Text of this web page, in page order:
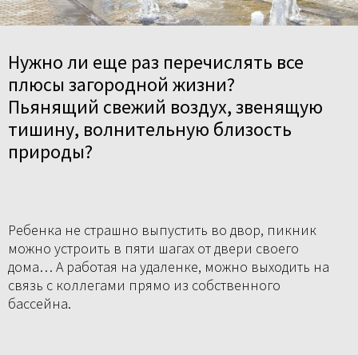
Нужно ли еще раз перечислять все
плюсы загородной жизни?
Пьянящий свежий воздух, звенящую
тишину, волнительную близость
природы?
Ребенка не страшно выпустить во двор, пикник
можно устроить в пяти шагах от двери своего
дома… А работая на удаленке, можно выходить на
связь с коллегами прямо из собственного
бассейна.